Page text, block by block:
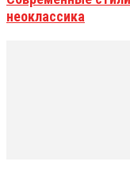
неоклассика